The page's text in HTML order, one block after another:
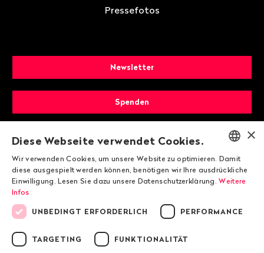
Pressefotos
Newsletter
Spenden
Mitglied werden
© 2026 Public Eye
ENGLISH
DEUTSCH
×
Diese Webseite verwendet Cookies.
Wir verwenden Cookies, um unsere Website zu optimieren. Damit
diese ausgespielt werden können, benötigen wir Ihre ausdrückliche
Einwilligung. Lesen Sie dazu unsere Datenschutzerklärung. Weitere
Infos
UNBEDINGT ERFORDERLICH PERFORMANCE
TARGETING FUNKTIONALITÄT